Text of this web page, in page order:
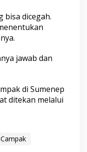
bisa dicegah.
jawab dan
di Sumenep
ditekan melalui